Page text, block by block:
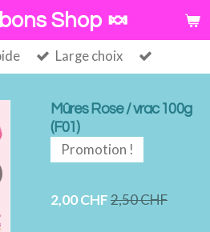
Shop 🍬
Large choix
Mûres Rose / vrac 100g
(F01)
Promotion !
2,00 CHF2,50 CHF